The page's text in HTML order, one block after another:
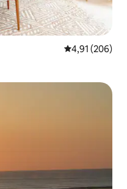
4,91 av 5 i
4,91 (206)